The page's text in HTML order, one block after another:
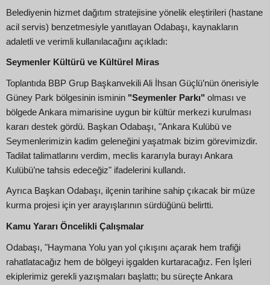
Belediyenin hizmet dağıtım stratejisine yönelik eleştirileri (hastane
acil servis) benzetmesiyle yanıtlayan Odabaşı, kaynakların
adaletli ve verimli kullanılacağını açıkladı:
Seymenler Kültürü ve Kültürel Miras
Toplantıda BBP Grup Başkanvekili Ali İhsan Güçlü’nün önerisiyle
Güney Park bölgesinin isminin "Seymenler Parkı" olması ve
bölgede Ankara mimarisine uygun bir kültür merkezi kurulması
kararı destek gördü. Başkan Odabaşı, "Ankara Kulübü ve
Seymenlerimizin kadim geleneğini yaşatmak bizim görevimizdir.
Tadilat talimatlarını verdim, meclis kararıyla burayı Ankara
Kulübü’ne tahsis edeceğiz" ifadelerini kullandı.
Ayrıca Başkan Odabaşı, ilçenin tarihine sahip çıkacak bir müze
kurma projesi için yer arayışlarının sürdüğünü belirtti.
Kamu Yararı Öncelikli Çalışmalar
Odabaşı, "Haymana Yolu yan yol çıkışını açarak hem trafiği
rahatlatacağız hem de bölgeyi işgalden kurtaracağız. Fen İşleri
ekiplerimiz gerekli yazışmaları başlattı; bu süreçte Ankara